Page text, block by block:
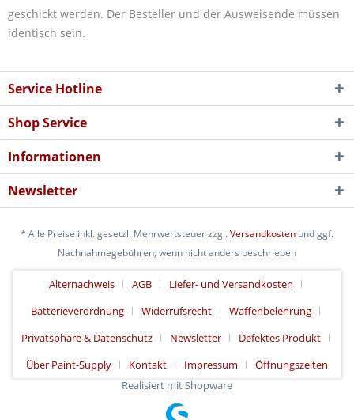
geschickt werden. Der Besteller und der Ausweisende müssen
identisch sein.
Service Hotline
Shop Service
Informationen
Newsletter
* Alle Preise inkl. gesetzl. Mehrwertsteuer zzgl.Versandkosten und ggf.
Nachnahmegebühren, wenn nicht anders beschrieben
Alternachweis AGB
Liefer- und Versandkosten
Batterieverordnung
Widerrufsrecht
Waffenbelehrung
Privatsphäre & Datenschutz
Newsletter
Defektes Produkt
Über Paint-Supply
Kontakt Impressum
Öffnungszeiten
Realisiert mit Shopware